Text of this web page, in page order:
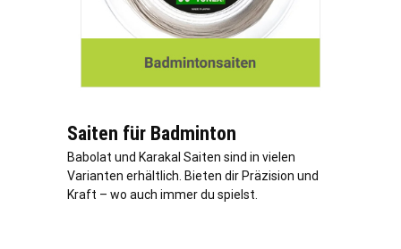
Saiten für Badminton
Babolat und Karakal Saiten sind in vielen
Varianten erhältlich. Bieten dir Präzision und
Kraft – wo auch immer du spielst.